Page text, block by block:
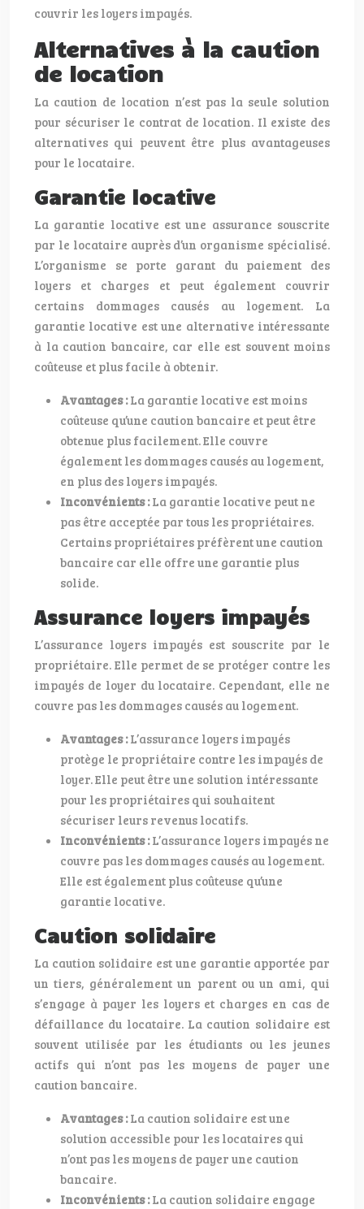
couvrir les loyers impayés.
Alternatives à la caution
de location
La caution de location n’est pas la seule solution
pour sécuriser le contrat de location. Il existe des
alternatives qui peuvent être plus avantageuses
pour le locataire.
Garantie locative
La garantie locative est une assurance souscrite
par le locataire auprès d’un organisme spécialisé.
L’organisme se porte garant du paiement des
loyers et charges et peut également couvrir
certains dommages causés au logement. La
garantie locative est une alternative intéressante
à la caution bancaire, car elle est souvent moins
coûteuse et plus facile à obtenir.
Avantages :La garantie locative est moins
coûteuse qu’une caution bancaire et peut être
obtenue plus facilement. Elle couvre
également les dommages causés au logement,
en plus des loyers impayés.
Inconvénients :La garantie locative peut ne
pas être acceptée par tous les propriétaires.
Certains propriétaires préfèrent une caution
bancaire car elle offre une garantie plus
solide.
Assurance loyers impayés
L’assurance loyers impayés est souscrite par le
propriétaire. Elle permet de se protéger contre les
impayés de loyer du locataire. Cependant, elle ne
couvre pas les dommages causés au logement.
Avantages :L’assurance loyers impayés
protège le propriétaire contre les impayés de
loyer. Elle peut être une solution intéressante
pour les propriétaires qui souhaitent
sécuriser leurs revenus locatifs.
Inconvénients :L’assurance loyers impayés ne
couvre pas les dommages causés au logement.
Elle est également plus coûteuse qu’une
garantie locative.
Caution solidaire
La caution solidaire est une garantie apportée par
un tiers, généralement un parent ou un ami, qui
s’engage à payer les loyers et charges en cas de
défaillance du locataire. La caution solidaire est
souvent utilisée par les étudiants ou les jeunes
actifs qui n’ont pas les moyens de payer une
caution bancaire.
Avantages :La caution solidaire est une
solution accessible pour les locataires qui
n’ont pas les moyens de payer une caution
bancaire.
Inconvénients :La caution solidaire engage